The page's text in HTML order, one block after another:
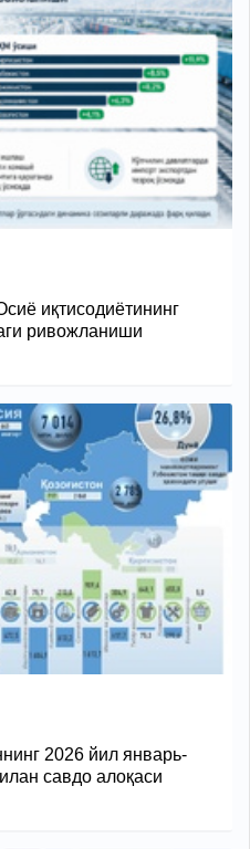
иқтисодиётининг
ривожланиши
2026 йил январь-
савдо алоқаси